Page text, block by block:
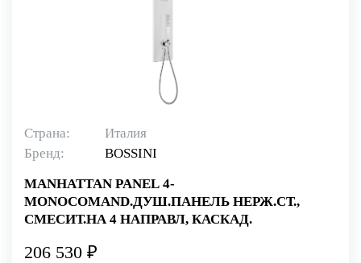
Страна:
Италия
Бренд:
BOSSINI
MANHATTAN PANEL 4-
MONOCOMAND.ДУШ.ПАНЕЛЬ НЕРЖ.СТ.,
СМЕСИТ.НА 4 НАПРАВЛ, КАСКАД.
206 530 ₽